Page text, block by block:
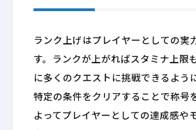
ランク上げはプレイヤーとしての実
す。ランクが上がればスタミナ上限
に多くのクエストに挑戦できるよう
特定の条件をクリアすることで称号
よってプレイヤーとしての達成感や